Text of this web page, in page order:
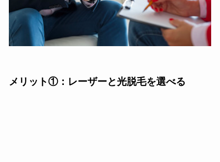
メリット①：レーザーと光脱毛を選べる